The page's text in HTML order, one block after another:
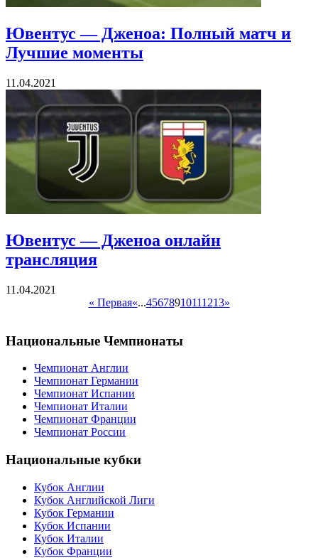
Ювентус — Дженоа: Полный матч и
Лучшие моменты
11.04.2021
Ювентус — Дженоа онлайн
трансляция
11.04.2021
« Первая«...45678910111213»
Национальные Чемпионаты
Чемпионат Англии
Чемпионат Германии
Чемпионат Испании
Чемпионат Италии
Чемпионат Франции
Чемпионат России
Национальные кубки
Кубок Англии
Кубок Английской Лиги
Кубок Германии
Кубок Испании
Кубок Италии
Кубок Франции